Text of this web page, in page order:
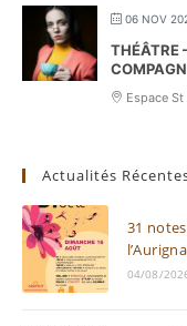
06 NOV
THÉÂTRE
Espace
Actualités
31
04/08/